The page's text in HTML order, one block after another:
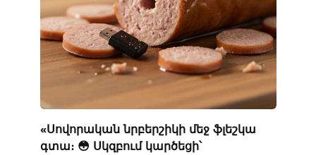
«Սովորական նրբերշիկի մեջ ֆլեշկա
գտա։ 😳 Սկզբում կարծեցի՝